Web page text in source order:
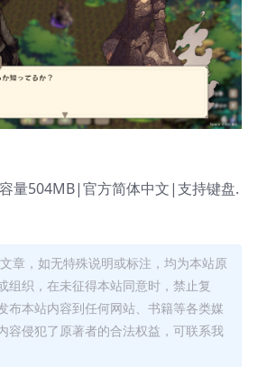
量504MB|官方简体中文|支持键盘.
章，如无特殊说明或标注，均为本站原
组织，在未征得本站同意时，禁止复
布本站内容到任何网站、书籍等各类媒
容侵犯了原著者的合法权益，可联系我